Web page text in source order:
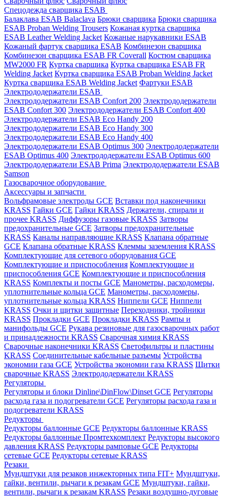
Спецодежда сварщика ESAB
Балаклава ESAB Balaclava Брюки сварщика Брюки сварщика
ESAB Proban Welding Trousers Кожаная куртка сварщика
ESAB Leather Welding Jacket Кожаные нарукавники ESAB
Кожаный фартук сварщика ESAB Комбинезон сварщика
Комбинезон сварщика ESAB FR Coverall Костюм сварщика
MW2000 FR Куртка сварщика Куртка сварщика ESAB FR
Welding Jacket Куртка сварщика ESAB Proban Welding Jacket
Куртка сварщика ESAB Welding Jacket Фартуки ESAB
Электрододержатели ESAB
Электрододержатели ESAB Confort 200 Электрододержатели
ESAB Confort 300 Электрододержатели ESAB Confort 400
Электрододержатели ESAB Eco Handy 200
Электрододержатели ESAB Eco Handy 300
Электрододержатели ESAB Eco Handy 400
Электрододержатели ESAB Optimus 300 Электрододержатели
ESAB Optimus 400 Электрододержатели ESAB Optimus 600
Электрододержатели ESAB Prima Электрододержатели ESAB
Samson
Газосварочное оборудование
Аксессуары и запчасти
Вольфрамовые электроды GCE Вставки под наконечники
KRASS Гайки GCE Гайки KRASS Держатели, спирали и
прочее KRASS Диффузоры газовые KRASS Затворы
предохранительные GCE Затворы предохранительные
KRASS Каналы направляющие KRASS Клапана обратные
GCE Клапана обратные KRASS Клеммы заземления KRASS
Комплектующие для сетевого оборудования GCE
Комплектующие и приспособления Комплектующие и
приспособления GCE Комплектующие и приспособления
KRASS Комплекты и посты GCE Манометры, расходомеры,
уплотнительные кольца GCE Манометры, расходомеры,
уплотнительные кольца KRASS Ниппели GCE Ниппели
KRASS Очки и щитки защитные Переходники, тройники
KRASS Прокладки GCE Прокладки KRASS Рампы и
манифольды GCE Рукава резиновые для газосварочных работ
и принадлежности KRASS Сварочная химия KRASS
Сварочные наконечники KRASS Светофильтры и пластины
KRASS Соединительные кабельные разъемы Устройства
экономии газа GCE Устройства экономии газа KRASS Щитки
сварочные KRASS Электрододержатели KRASS
Регуляторы
Регуляторы и блоки Dinline\DinFlow\Dinset GCE Регуляторы
расхода газа и подогреватели GCE Регуляторы расхода газа и
подогреватели KRASS
Редукторы
Редукторы баллонные GCE Редукторы баллонные KRASS
Редукторы баллонные Промтехкомплект Редукторы высокого
давления KRASS Редукторы рамповые GCE Редукторы
сетевые GCE Редукторы сетевые KRASS
Резаки
Мундштуки для резаков инжекторных типа FIT+ Мундштуки,
гайки, вентили, рычаги к резакам GCE Мундштуки, гайки,
вентили, рычаги к резакам KRASS Резаки воздушно-дуговые